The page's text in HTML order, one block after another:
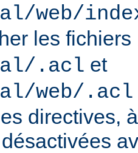
web/
les fichiers
.acl et
web/.acl
directives,